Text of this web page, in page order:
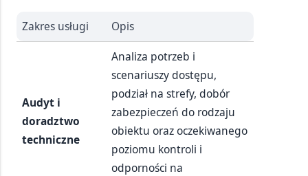
Zakres usługi Opis
Audyt i
doradztwo
techniczne
Analiza potrzeb i
scenariuszy dostępu,
podział na strefy, dobór
zabezpieczeń do rodzaju
obiektu oraz oczekiwanego
poziomu kontroli i
odporności na